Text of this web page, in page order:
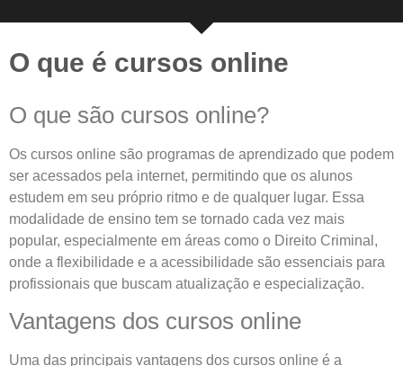
O que é cursos online
O que são cursos online?
Os cursos online são programas de aprendizado que podem
ser acessados pela internet, permitindo que os alunos
estudem em seu próprio ritmo e de qualquer lugar. Essa
modalidade de ensino tem se tornado cada vez mais
popular, especialmente em áreas como o Direito Criminal,
onde a flexibilidade e a acessibilidade são essenciais para
profissionais que buscam atualização e especialização.
Vantagens dos cursos online
Uma das principais vantagens dos cursos online é a